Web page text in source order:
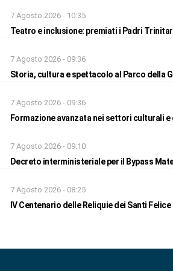
7 Agosto 2026 - 10:35
Teatro e inclusione: premiati i Padri
7 Agosto 2026 - 09:36
Storia, cultura e spettacolo al Parco della
7 Agosto 2026 - 09:36
Formazione avanzata nei settori culturali e
7 Agosto 2026 - 09:10
Decreto interministeriale per il Bypass
7 Agosto 2026 - 08:25
IV Centenario delle Reliquie dei Santi